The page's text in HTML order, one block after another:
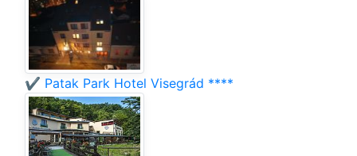
✔️ Patak Park Hotel Visegrád ****